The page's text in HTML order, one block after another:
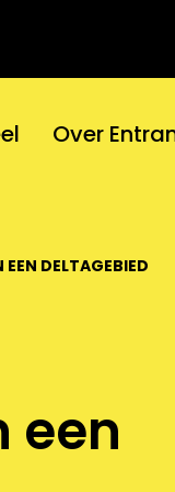
Over
DELTAGEBIED
een